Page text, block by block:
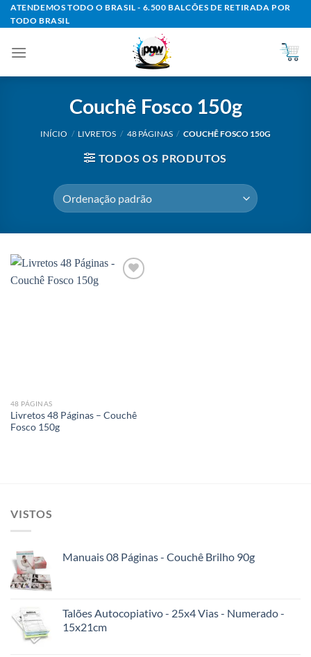
Skip
to
ATENDEMOS TODO O BRASIL - 6.500 BALCÕES DE RETIRADA POR
TODO BRASIL
Couchê Fosco 150g
INÍCIO / LIVRETOS / 48 PÁGINAS / COUCHÊ FOSCO 150G
TODOS OS PRODUTOS
48 PÁGINAS
Livretos 48 Páginas – Couchê
Fosco 150g
VISTOS
Manuais 08 Páginas - Couchê Brilho 90g
Talões Autocopiativo - 25x4 Vias - Numerado -
15x21cm